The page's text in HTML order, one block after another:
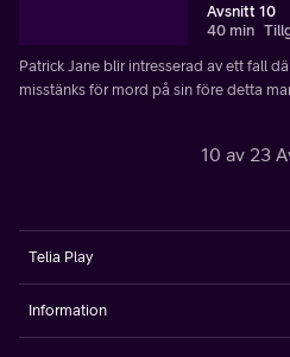
Avsnitt 10
40 min
Patrick Jane blir intresserad av ett fall
misstänks för mord på sin före detta
10 av 23
Telia Play
Information